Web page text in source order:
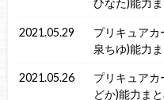
ひなた)能力
2021.05.29
プリキュア
泉ちゆ)能力
2021.05.26
プリキュア
どか)能力ま